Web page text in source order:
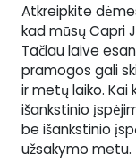
Atkreipkite
kad mūsų Capri
Tačiau laive
pramogos gali
ir metų laiko.
išankstinio
be išankstinio
užsakymo metu.